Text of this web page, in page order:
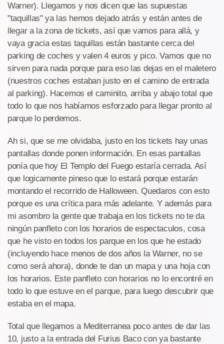
Warner). Llegamos y nos dicen que las supuestas
"taquillas" ya las hemos dejado atrás y están antes de
llegar a la zona de tickets, así que vamos para allá, y
vaya gracia estas taquillas están bastante cerca del
parking de coches y valen 4 euros y pico. Vamos que no
sirven para nada porque para eso las dejas en el maletero
(nuestros coches estaban justo en el camino de entrada
al parking). Hacemos el caminito, arriba y abajo total que
todo lo que nos habíamos esforzado para llegar pronto al
parque lo perdemos.
Ah si, que se me olvidaba, justo en los tickets hay unas
pantallas donde ponen información. En esas pantallas
ponía que hoy El Templo del Fuego estaría cerrada. Así
que logicamente pineso que lo estará porque estarán
montando el recorrido de Halloween. Quedaros con esto
porque es una crítica para más adelante. Y además para
mi asombro la gente que trabaja en los tickets no te da
ningún panfleto con los horarios de espectaculos, cosa
que he visto en todos los parque en los que he estado
(incluyendo hace menos de dos años la Warner, no se
como será ahora), donde te dan un mapa y una hoja con
los horarios. Este panfleto con horarios no lo encontré en
todo lo que estuve en el parque, para luego descubrir que
estaba en el mapa.
Total que llegamos a Mediterranea poco antes de dar las
10, justo a la entrada del Furius Baco con ya bastante